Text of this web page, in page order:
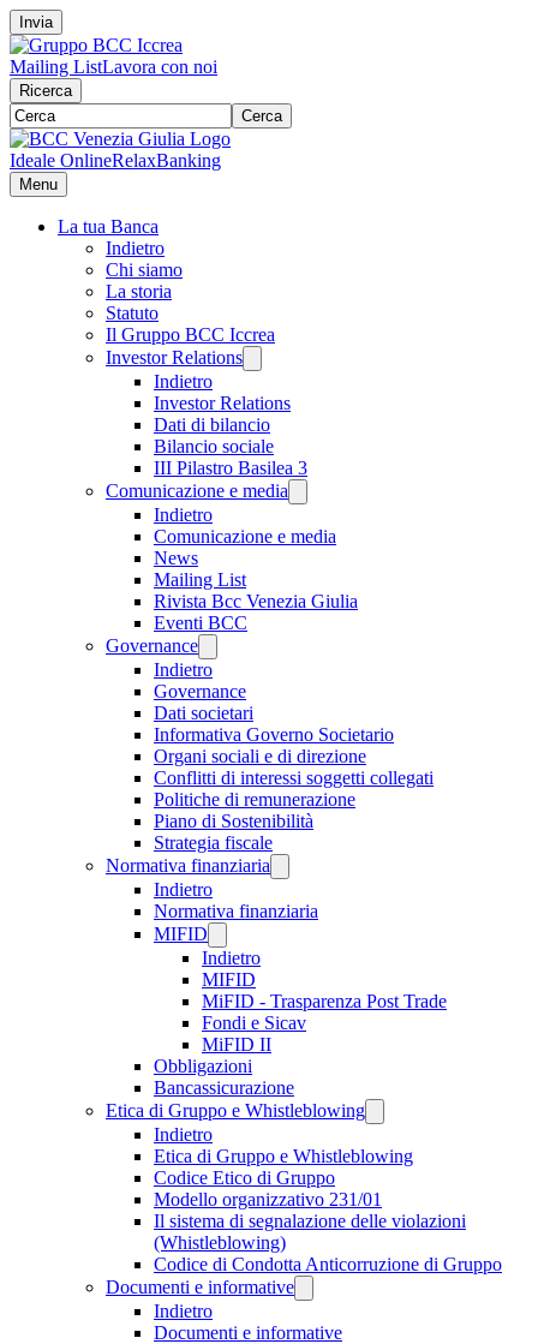
Invia
Mailing ListLavora con noi
Ricerca
Cerca
Ideale OnlineRelaxBanking
Menu
La tua Banca
Indietro
Chi siamo
La storia
Statuto
Il Gruppo BCC Iccrea
Investor Relations
Indietro
Investor Relations
Dati di bilancio
Bilancio sociale
III Pilastro Basilea 3
Comunicazione e media
Indietro
Comunicazione e media
News
Mailing List
Rivista Bcc Venezia Giulia
Eventi BCC
Governance
Indietro
Governance
Dati societari
Informativa Governo Societario
Organi sociali e di direzione
Conflitti di interessi soggetti collegati
Politiche di remunerazione
Piano di Sostenibilità
Strategia fiscale
Normativa finanziaria
Indietro
Normativa finanziaria
MIFID
Indietro
MIFID
MiFID - Trasparenza Post Trade
Fondi e Sicav
MiFID II
Obbligazioni
Bancassicurazione
Etica di Gruppo e Whistleblowing
Indietro
Etica di Gruppo e Whistleblowing
Codice Etico di Gruppo
Modello organizzativo 231/01
Il sistema di segnalazione delle violazioni
(Whistleblowing)
Codice di Condotta Anticorruzione di Gruppo
Documenti e informative
Indietro
Documenti e informative